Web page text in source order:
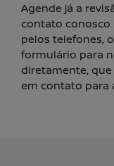
Agende já a
contato conosco
pelos telefones,
formulário para
diretamente,
em contato para